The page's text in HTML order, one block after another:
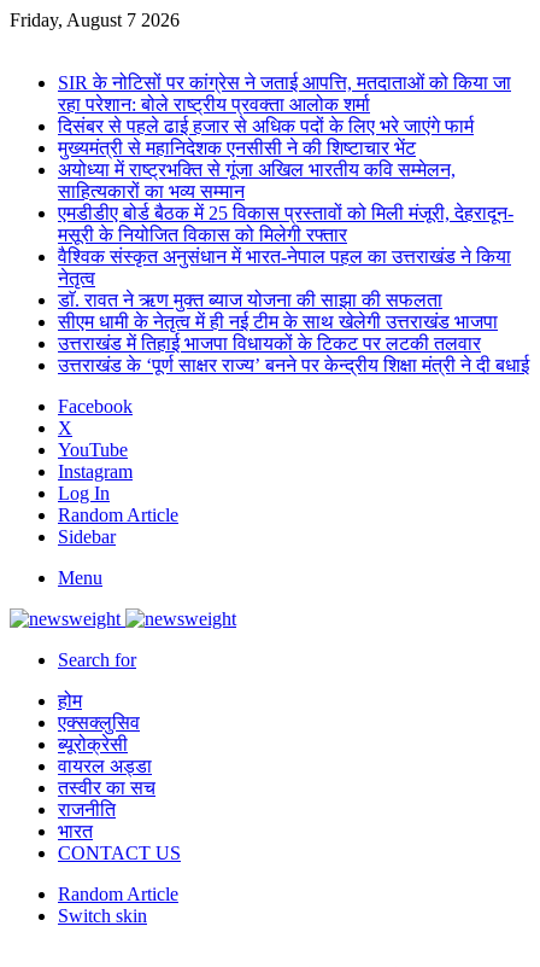
Friday, August 7 2026
SIR के नोटिसों पर कांग्रेस ने जताई आपत्ति, मतदाताओं को किया जा
रहा परेशान: बोले राष्ट्रीय प्रवक्ता आलोक शर्मा
दिसंबर से पहले ढाई हजार से अधिक पदों के लिए भरे जाएंगे फार्म
मुख्यमंत्री से महानिदेशक एनसीसी ने की शिष्टाचार भेंट
अयोध्या में राष्ट्रभक्ति से गूंजा अखिल भारतीय कवि सम्मेलन,
साहित्यकारों का भव्य सम्मान
एमडीडीए बोर्ड बैठक में 25 विकास प्रस्तावों को मिली मंजूरी, देहरादून-
मसूरी के नियोजित विकास को मिलेगी रफ्तार
वैश्विक संस्कृत अनुसंधान में भारत-नेपाल पहल का उत्तराखंड ने किया
नेतृत्व
डाॅ. रावत ने ऋण मुक्त ब्याज योजना की साझा की सफलता
सीएम धामी के नेतृत्व में ही नई टीम के साथ खेलेगी उत्तराखंड भाजपा
उत्तराखंड में तिहाई भाजपा विधायकों के टिकट पर लटकी तलवार
उत्तराखंड के ‘पूर्ण साक्षर राज्य’ बनने पर केन्द्रीय शिक्षा मंत्री ने दी बधाई
Facebook
X
YouTube
Instagram
Log In
Random Article
Sidebar
Menu
Search for
होम
एक्सक्लुसिव
ब्यूरोक्रेसी
वायरल अड्डा
तस्वीर का सच
राजनीति
भारत
CONTACT US
Random Article
Switch skin